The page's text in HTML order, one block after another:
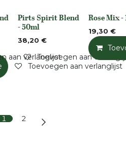
Toevoegen aan verlanglijst
aan verlanglijst
Niet op voorraad
Pirts Spirit Blend
- 50ml
38,20 €
Toevoegen aan
None
Rose Mix -
19,30 €
1 2